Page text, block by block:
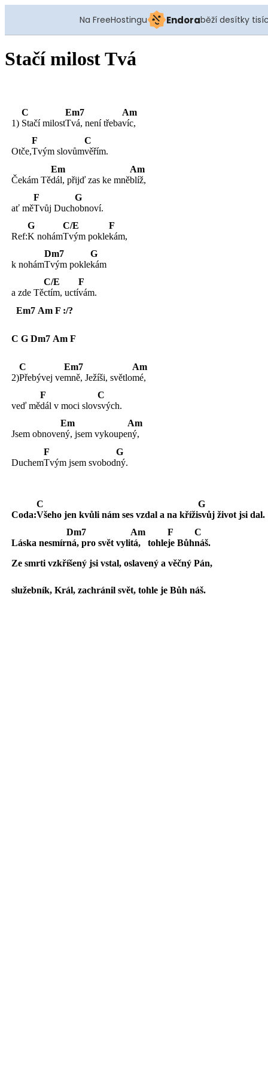
Na FreeHostingu Endoraběží desítky
Stačí milost Tvá
1)
C
Stačímilost
Em7
Tvá, není třeba
Am
víc,
Otče,
F
Tvýmslovům
C
věřím.
Čekám Tě
Em
dál, přijď zas ke mně
Am
blíž,
ať mě
F
TvůjDuch
G
obnoví.
Ref:
G
Knohám
C/E
Tvýmpokle
F
kám,
k nohám
Dm7
Tvýmpokle
G
kám
a zde Tě
C/E
ctím,uctí
F
vám.
Em7 Am F :/?
C G Dm7 Am F
2)
C
Přebývejve
Em7
mně, Ježíši, světlo
Am
mé,
veď mě
F
dál v moci slov
C
svých.
Jsem obnove
Em
ný, jsem vykoupe
Am
ný,
Duchem
F
Tvým jsem svobod
G
ný.
Coda:
C
Všeho jen kvůli nám ses vzdal a na kříži
G
svůj život jsi dal.
Láska nesmír
Dm7
ná, pro svět vyli
Am
tá,
tohle
F
jeBůh
C
náš.
Ze smrti vzkříšený jsi vstal, oslavený a věčný Pán,
služebník, Král, zachránil svět, tohle je Bůh náš.